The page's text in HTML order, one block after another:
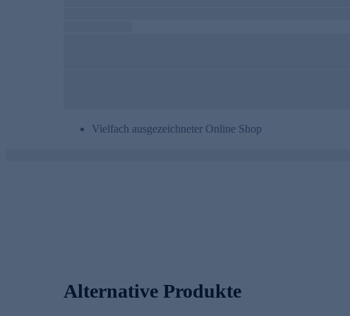
Vielfach ausgezeichneter Online Shop
Alternative Produkte